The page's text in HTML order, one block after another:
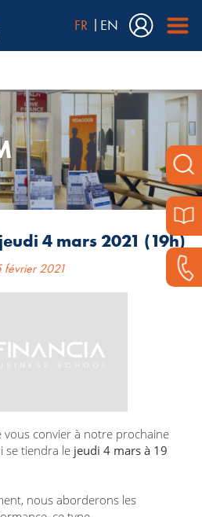
FR EN
4 mars 2021 (19h)
février 2021
vous convier à notre prochaine
se tiendra le jeudi 4 mars à 19
nous aborderons les